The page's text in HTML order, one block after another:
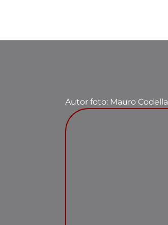
Autor foto: Mauro Codella